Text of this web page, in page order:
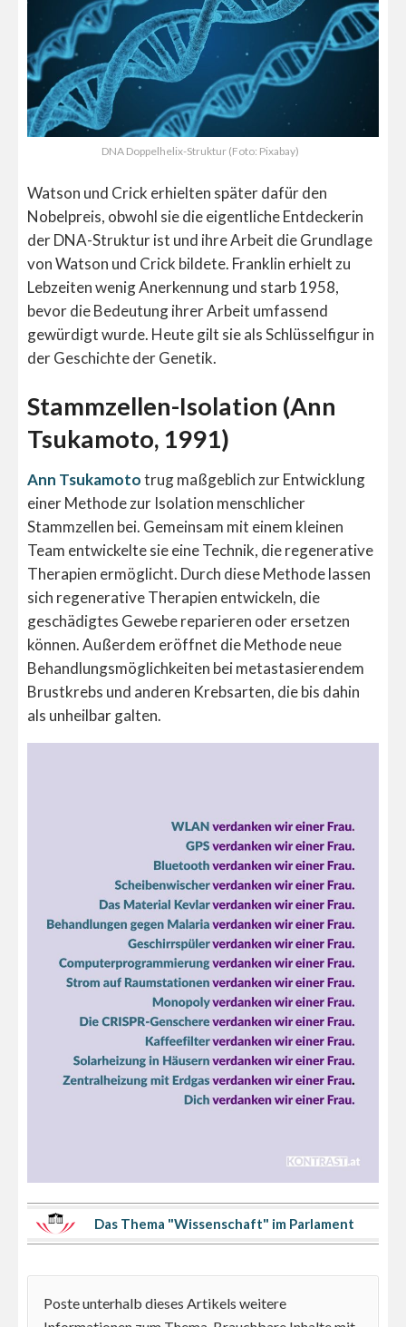
DNA Doppelhelix-Struktur (Foto: Pixabay)
Watson und Crick erhielten später dafür den
Nobelpreis, obwohl sie die eigentliche Entdeckerin
der DNA-Struktur ist und ihre Arbeit die Grundlage
von Watson und Crick bildete. Franklin erhielt zu
Lebzeiten wenig Anerkennung und starb 1958,
bevor die Bedeutung ihrer Arbeit umfassend
gewürdigt wurde. Heute gilt sie als Schlüsselfigur in
der Geschichte der Genetik.
Stammzellen-Isolation (Ann
Tsukamoto, 1991)
Ann Tsukamototrug maßgeblich zur Entwicklung
einer Methode zur Isolation menschlicher
Stammzellen bei. Gemeinsam mit einem kleinen
Team entwickelte sie eine Technik, die regenerative
Therapien ermöglicht. Durch diese Methode lassen
sich regenerative Therapien entwickeln, die
geschädigtes Gewebe reparieren oder ersetzen
können. Außerdem eröffnet die Methode neue
Behandlungsmöglichkeiten bei metastasierendem
Brustkrebs und anderen Krebsarten, die bis dahin
als unheilbar galten.
Das Thema "Wissenschaft" im Parlament
Poste unterhalb dieses Artikels weitere